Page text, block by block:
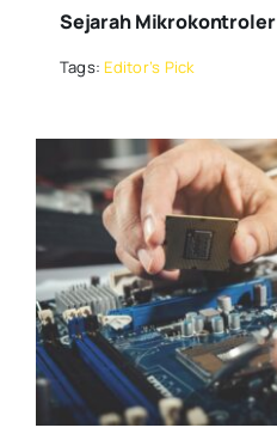
Sejarah Mikrokontroler
Tags: Editor’s Pick